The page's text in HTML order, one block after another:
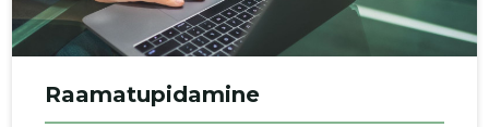
Raamatupidamine